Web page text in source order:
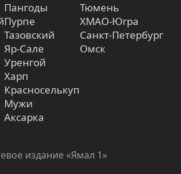
Пангоды
Пурпе
Тазовский
Яр-Сале
Уренгой
Харп
Красноселькуп
Мужи
Аксарка
Тюмень
ХМАО-Югра
Санкт-Петербург
Омск
издание «Ямал 1»